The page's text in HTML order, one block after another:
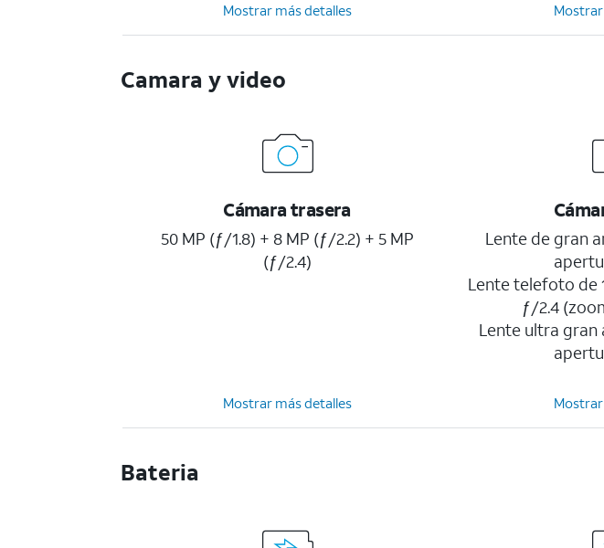
Mostrar más detalles
Camara y video
Cámara trasera
50 MP (ƒ/1.8) + 8 MP (ƒ/2.2) + 5 MP
(ƒ/2.4)
Lente de gran
Lente telefoto de
ƒ/2.4
Lente ultra gran
Mostrar más detalles
Bateria